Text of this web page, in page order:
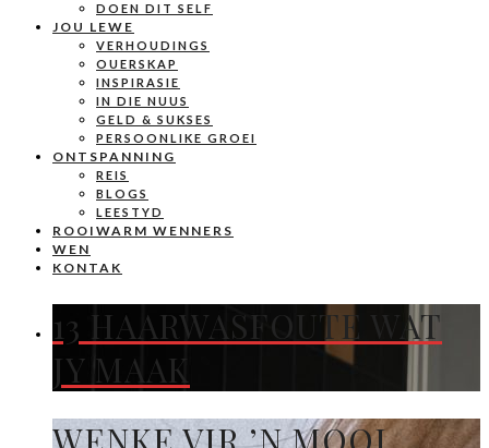
DOEN DIT SELF
JOU LEWE
VERHOUDINGS
OUERSKAP
INSPIRASIE
IN DIE NUUS
GELD & SUKSES
PERSOONLIKE GROEI
ONTSPANNING
REIS
BLOGS
LEESTYD
ROOIWARM WENNERS
WEN
KONTAK
13 HAARWASFOUTE WAT
JY MAAK